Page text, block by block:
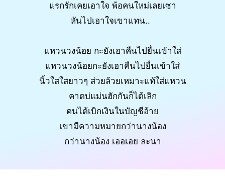
แรกรักเคยเอาใจ พ้อคนใหม่เลยเซา
หันไปเอาใจเขาแทน..
แหวนวงน้อย กะยังเอาคืนไปยื่นเข้าใส่
แหวนวงน้อยกะยังเอาคืนไปยื่นเข้าใส่
นิ้วใสใสยาวๆ ส่วยล้วยเหมาะแท้ใส่แหวน
คาดบ่แม่นฮักกันก็ได้เลิก
คนได้เบิกเงินในบัญชีอ้าย
เขามีความหมายกว่านางน้อง
กว่านางน้อง เออเอย ละนา